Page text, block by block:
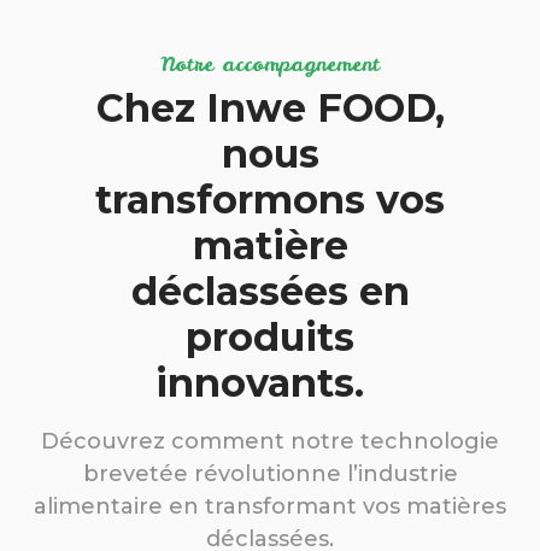
Notre accompagnement
Chez Inwe FOOD,
nous
transformons vos
matière
déclassées en
produits
innovants.
Découvrez comment notre technologie
brevetée révolutionne l’industrie
alimentaire en transformant vos matières
déclassées.